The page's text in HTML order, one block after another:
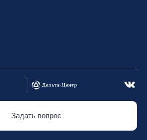
Задать вопрос